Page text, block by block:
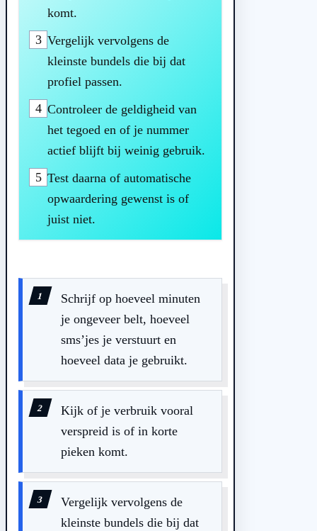
komt.
3 Vergelijk vervolgens de
kleinste bundels die bij dat
profiel passen.
4 Controleer de geldigheid van
het tegoed en of je nummer
actief blijft bij weinig gebruik.
5 Test daarna of automatische
opwaardering gewenst is of
juist niet.
Schrijf op hoeveel minuten
je ongeveer belt, hoeveel
sms’jes je verstuurt en
hoeveel data je gebruikt.
Kijk of je verbruik vooral
verspreid is of in korte
pieken komt.
Vergelijk vervolgens de
kleinste bundels die bij dat